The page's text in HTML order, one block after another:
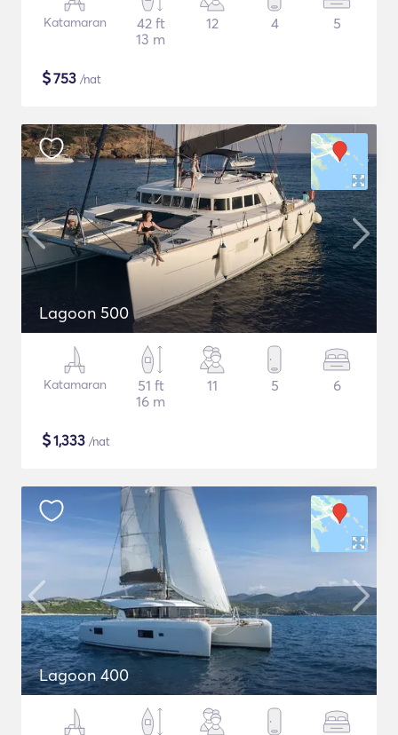
Katamaran
42 ft
13 m
12 4 5
$753 /nat
Lagoon 500
Katamaran
51 ft
16 m
11 5 6
$1,333 /nat
Lagoon 400